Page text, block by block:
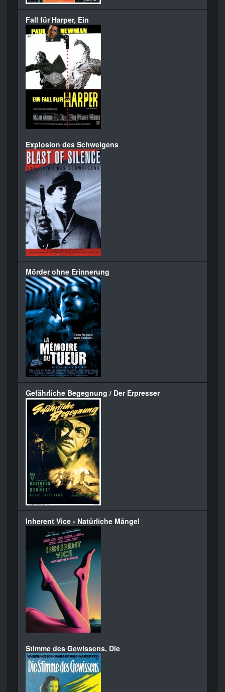
Fall für Harper, Ein
Explosion des Schweigens
Mörder ohne Erinnerung
Gefährliche Begegnung / Der Erpresser
Inherent Vice - Natürliche Mängel
Stimme des Gewissens, Die